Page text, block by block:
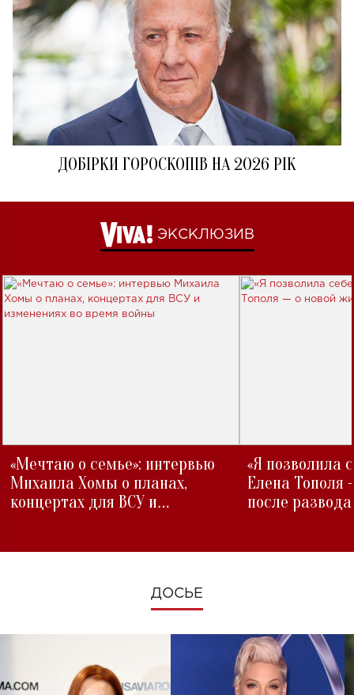
ДОБІРКИ ГОРОСКОПІВ НА 2026 РІК
ЭКСКЛЮЗИВ
«Мечтаю о семье»: интервью
Михаила Хомы о планах,
концертах для ВСУ и
«Я позволила
Елена Тополя
после развода
ДОСЬЕ